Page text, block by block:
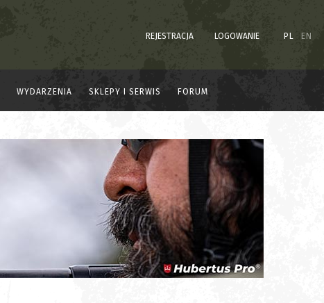
REJESTRACJA LOGOWANIE PL EN
WYDARZENIA SKLEPY I SERWIS FORUM